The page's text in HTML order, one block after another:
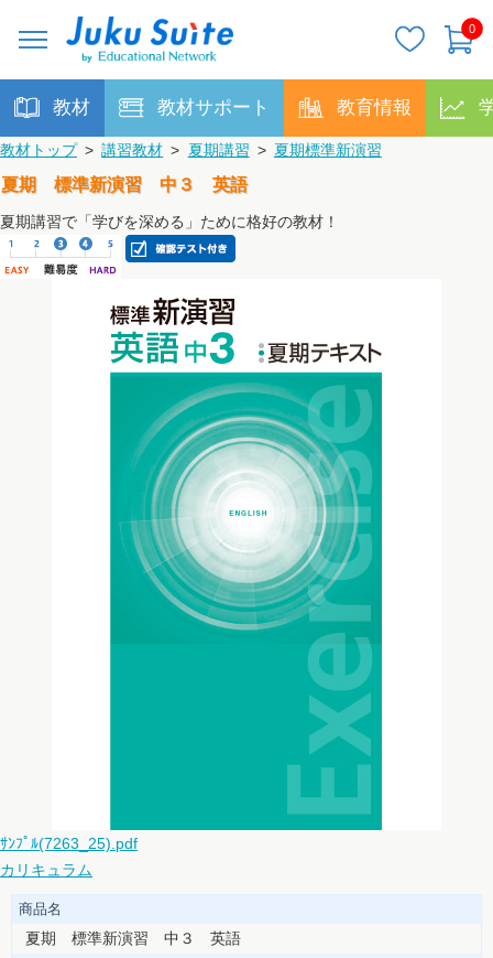
0
教材 教材サポート 教育情報
教材トップ > 講習教材 > 夏期講習 > 夏期標準新演習
夏期 標準新演習 中３ 英語
夏期講習で「学びを深める」ために格好の教材！
ｻﾝﾌﾟﾙ(7263_25).pdf
カリキュラム
商品名
夏期 標準新演習 中３ 英語